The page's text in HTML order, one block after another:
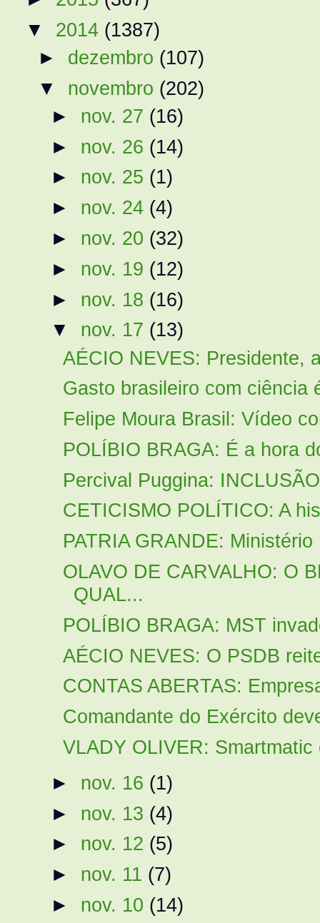
▼ 2014 (1387)
► dezembro (107)
▼ novembro (202)
► nov. 27 (16)
► nov. 26 (14)
► nov. 25 (1)
► nov. 24 (4)
► nov. 20 (32)
► nov. 19 (12)
► nov. 18 (16)
▼ nov. 17 (13)
AÉCIO NEVES: Presidente,
Gasto brasileiro com ciência
Felipe Moura Brasil: Vídeo
POLÍBIO BRAGA: É a hora
Percival Puggina:
CETICISMO POLÍTICO: A
PATRIA GRANDE:
OLAVO DE CARVALHO: O
QUAL...
POLÍBIO BRAGA: MST
AÉCIO NEVES: O PSDB
CONTAS ABERTAS:
Comandante do Exército
VLADY OLIVER:
► nov. 16 (1)
► nov. 13 (4)
► nov. 12 (5)
► nov. 11 (7)
► nov. 10 (14)